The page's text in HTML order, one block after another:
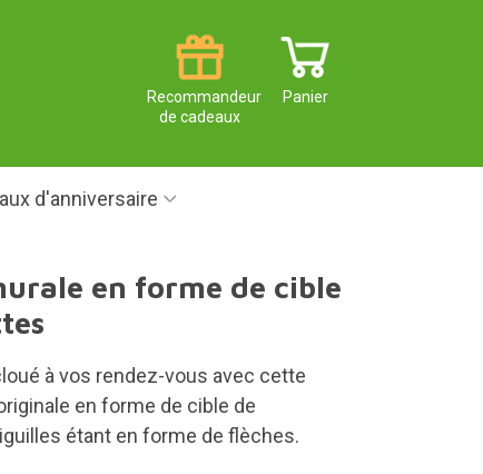
Panier
Recommandeur
de cadeaux
d'anniversaire
en forme de cible
à vos rendez-vous avec cette
en forme de cible de
étant en forme de flèches.